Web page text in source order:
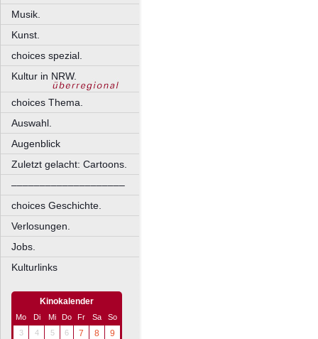
Musik.
Kunst.
choices spezial.
Kultur in NRW.
choices Thema.
Auswahl.
Augenblick
Zuletzt gelacht: Cartoons.
––––––––––––––––––––
choices Geschichte.
Verlosungen.
Jobs.
Kulturlinks
Kinokalender
Mo Di Mi Do Fr Sa
So
3
4 5 6 7 8
9